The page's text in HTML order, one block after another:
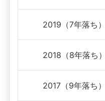
2019（7年落ち）
2018（8年落ち）
2017（9年落ち）